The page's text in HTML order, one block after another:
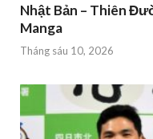
Nhật Bản – Thiên
Manga
Tháng sáu 10, 2026